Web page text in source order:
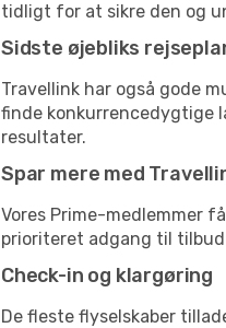
tidligt for at sikre den og
Sidste øjebliks
Travellink har også gode
finde konkurrencedygtige
resultater.
Spar mere med
Vores Prime-medlemmer
prioriteret adgang til
Check-in og klargøring
De fleste flyselskaber